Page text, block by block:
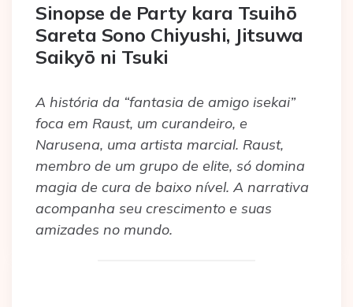
Sinopse de Party kara Tsuihō
Sareta Sono Chiyushi, Jitsuwa
Saikyō ni Tsuki
A história da “fantasia de amigo isekai”
foca em Raust, um curandeiro, e
Narusena, uma artista marcial. Raust,
membro de um grupo de elite, só domina
magia de cura de baixo nível. A narrativa
acompanha seu crescimento e suas
amizades no mundo.